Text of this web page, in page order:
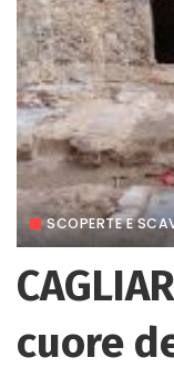
SCOPERTE E
cuore